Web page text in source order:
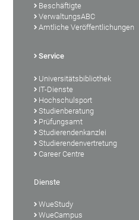
Beschäftigte
VerwaltungsABC
Amtliche Veröffentlichungen
Service
Universitätsbibliothek
IT-Dienste
Hochschulsport
Studienberatung
Prüfungsamt
Studierendenkanzlei
Studierendenvertretung
Career Centre
Dienste
WueStudy
WueCampus